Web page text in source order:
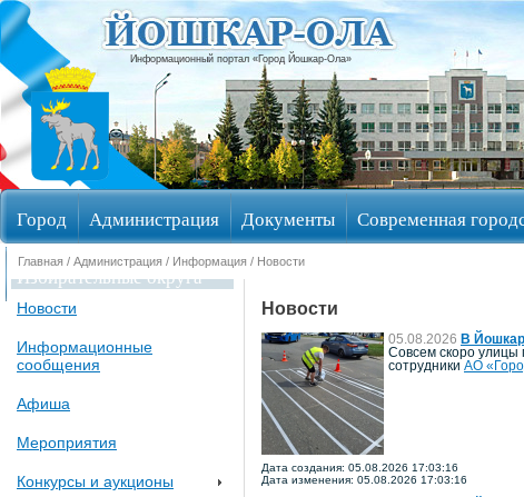
Информационный портал «Город Йошкар-Ола»
Город Администрация Документы Современная
Избирательные округа
Главная / Администрация / Информация / Новости
Новости
Информационные
сообщения
Афиша
Мероприятия
Конкурсы и аукционы
Новости
05.08.2026 В
Совсем скоро улицы
сотрудники АО
Дата создания: 05.08.2026 17:03:16
Дата изменения: 05.08.2026 17:03:16